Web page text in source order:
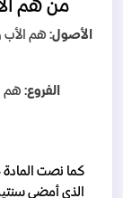
من هم
الأصول: هم الأب
الفروع: هم
الذي أمضى